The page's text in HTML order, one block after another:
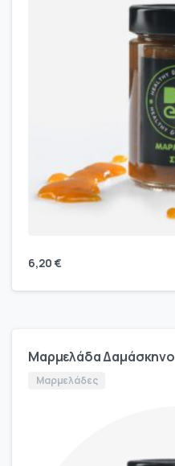
6,20 €
Μαρμελάδα Δαμάσκηνο
Μαρμελάδες